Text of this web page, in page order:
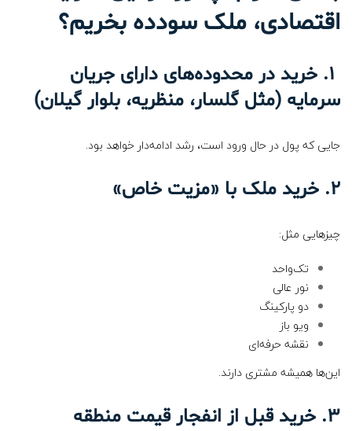
اقتصادی، ملک سودده بخریم؟
۱. خرید در محدوده‌های دارای جریان
سرمایه (مثل گلسار، منظریه، بلوار گیلان)
جایی که پول در حال ورود است، رشد ادامه‌دار خواهد بود.
۲. خرید ملک با «مزیت خاص»
چیزهایی مثل:
تک‌واحد
نور عالی
دو پارکینگ
ویو باز
نقشه حرفه‌ای
این‌ها همیشه مشتری دارند.
۳. خرید قبل از انفجار قیمت منطقه